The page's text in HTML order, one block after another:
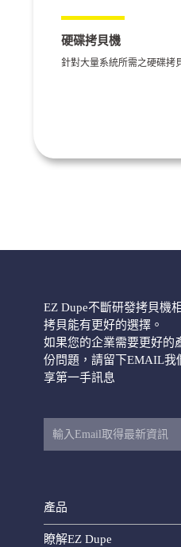
硬碟拷貝機
針對大量系統所需之硬碟拷
EZ Dupe不斷研發拷貝機
拷貝能有更好的選擇。
如果您的企業需要更好的
份問題，請留下EMAIL我
享第一手訊息
產品
瞭解EZ Dupe